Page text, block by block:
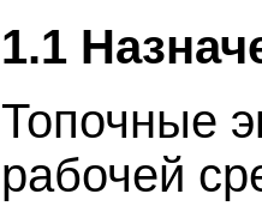
1.1
Топочные
рабочей